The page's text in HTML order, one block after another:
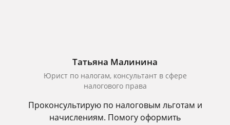
Татьяна Малинина
Юрист по налогам, консультант в сфере
налогового права
Проконсультирую по налоговым льготам и
начислениям. Помогу оформить